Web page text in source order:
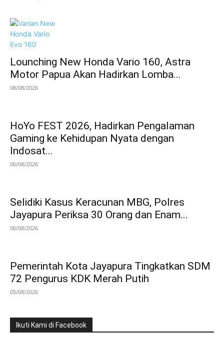
Lounching New Honda Vario 160, Astra
Motor Papua Akan Hadirkan Lomba...
08/08/2026
HoYo FEST 2026, Hadirkan Pengalaman
Gaming ke Kehidupan Nyata dengan
Indosat...
06/08/2026
Selidiki Kasus Keracunan MBG, Polres
Jayapura Periksa 30 Orang dan Enam...
06/08/2026
Pemerintah Kota Jayapura Tingkatkan SDM
72 Pengurus KDK Merah Putih
05/08/2026
Ikuti Kami di Facebook